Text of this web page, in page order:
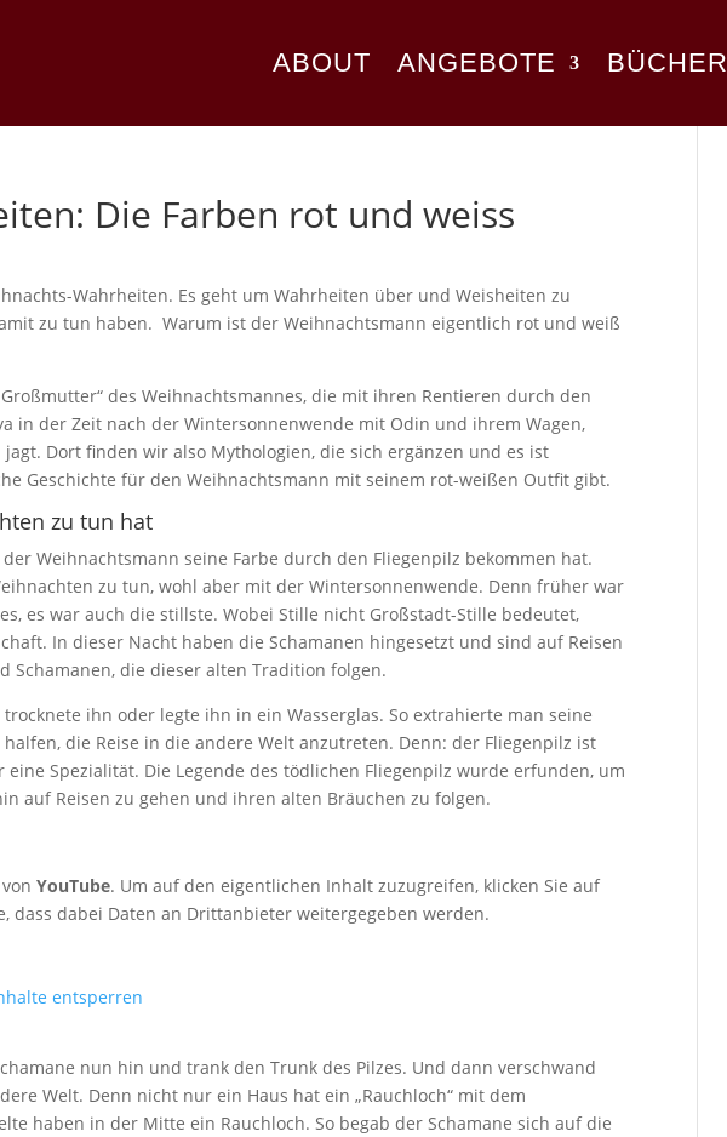
ABOUT ANGEBOTE BÜCHER
Die Farben rot und weiss
Wahrheiten. Es geht um Wahrheiten über und Weisheiten zu
zu tun haben. Warum ist der Weihnachtsmann eigentlich rot und weiß
des Weihnachtsmannes, die mit ihren Rentieren durch den
in der Zeit nach der Wintersonnenwende mit Odin und ihrem Wagen,
Dort finden wir also Mythologien, die sich ergänzen und es ist
Geschichte für den Weihnachtsmann mit seinem rot-weißen Outfit gibt.
zu tun hat
Weihnachtsmann seine Farbe durch den Fliegenpilz bekommen hat.
zu tun, wohl aber mit der Wintersonnenwende. Denn früher war
es war auch die stillste. Wobei Stille nicht Großstadt-Stille bedeutet,
In dieser Nacht haben die Schamanen hingesetzt und sind auf Reisen
Schamanen, die dieser alten Tradition folgen.
ihn oder legte ihn in ein Wasserglas. So extrahierte man seine
die Reise in die andere Welt anzutreten. Denn: der Fliegenpilz ist
Spezialität. Die Legende des tödlichen Fliegenpilz wurde erfunden, um
auf Reisen zu gehen und ihren alten Bräuchen zu folgen.
vonYouTube. Um auf den eigentlichen Inhalt zuzugreifen, klicken Sie auf
dass dabei Daten an Drittanbieter weitergegeben werden.
entsperren
nun hin und trank den Trunk des Pilzes. Und dann verschwand
Welt. Denn nicht nur ein Haus hat ein „Rauchloch“ mit dem
haben in der Mitte ein Rauchloch. So begab der Schamane sich auf die